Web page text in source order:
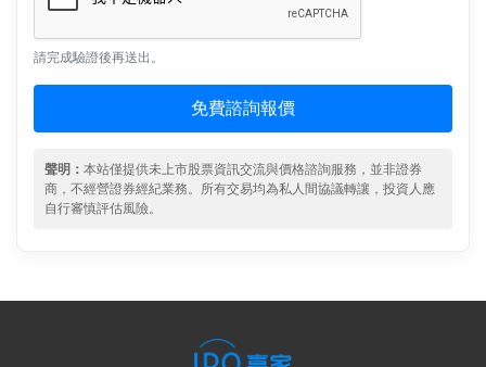
請完成驗證後再送出。
免費諮詢報價
聲明： 本站僅提供未上市股票資訊交流與價格諮詢服務，並非證券
商，不經營證券經紀業務。所有交易均為私人間協議轉讓，投資人應
自行審慎評估風險。